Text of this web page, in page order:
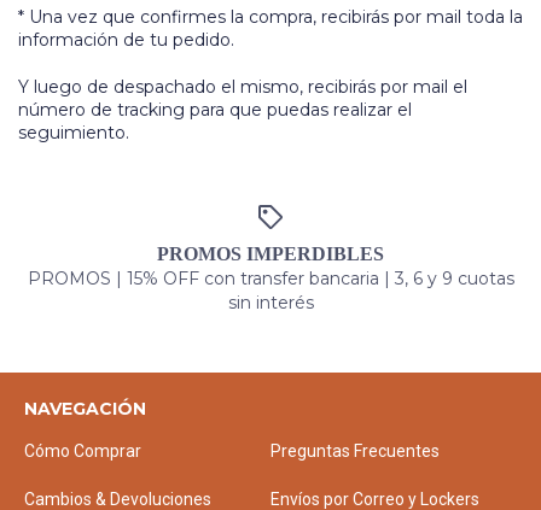
* Una vez que confirmes la compra, recibirás por mail toda la
información de tu pedido.
Y luego de despachado el mismo, recibirás por mail el
número de tracking para que puedas realizar el
seguimiento.
PROMOS IMPERDIBLES
PROMOS | 15% OFF con transfer bancaria | 3, 6 y 9 cuotas
sin interés
NAVEGACIÓN
Cómo Comprar Preguntas Frecuentes
Cambios & Devoluciones Envíos por Correo y Lockers